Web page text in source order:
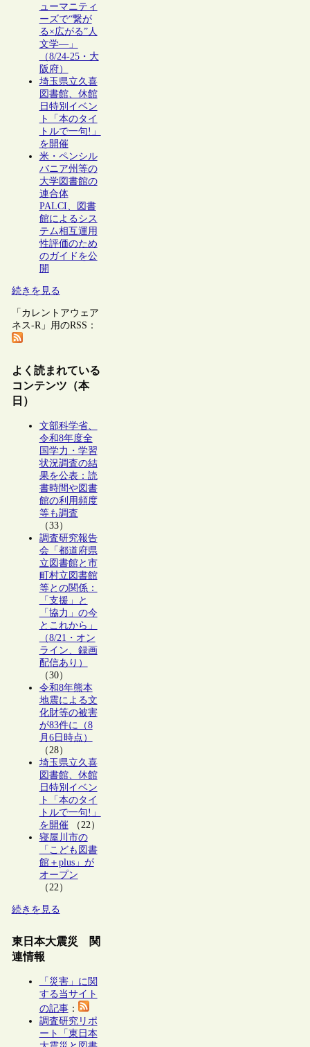
ューマニティ
ーズで“繋が
る×広がる”人
文学―」
（8/24-25・大
阪府）
埼玉県立久喜
図書館、休館
日特別イベン
ト「本のタイ
トルで一句!」
を開催
米・ペンシル
バニア州等の
大学図書館の
連合体
PALCI、図書
館によるシス
テム相互運用
性評価のため
のガイドを公
開
続きを見る
「カレントアウェア
ネス-R」用のRSS：
よく読まれている
コンテンツ（本
日）
文部科学省、
令和8年度全
国学力・学習
状況調査の結
果を公表：読
書時間や図書
館の利用頻度
等も調査
（33）
調査研究報告
会「都道府県
立図書館と市
町村立図書館
等との関係：
「支援」と
「協力」の今
とこれから」
（8/21・オン
ライン、録画
配信あり）
（30）
令和8年熊本
地震による文
化財等の被害
が83件に（8
月6日時点）
（28）
埼玉県立久喜
図書館、休館
日特別イベン
ト「本のタイ
トルで一句!」
を開催（22）
寝屋川市の
「こども図書
館＋plus」が
オープン
（22）
続きを見る
東日本大震災 関
連情報
「災害」に関
する当サイト
の記事：
調査研究リポ
ート「東日本